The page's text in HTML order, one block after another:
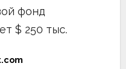
фонд
$ 250 тыс.